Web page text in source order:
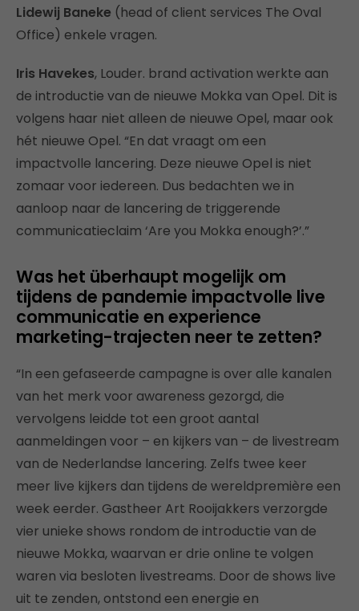
Lidewij Baneke (head of client services The Oval
Office) enkele vragen.
Iris Havekes, Louder. brand activation werkte aan
de introductie van de nieuwe Mokka van Opel. Dit is
volgens haar niet alleen de nieuwe Opel, maar ook
hét nieuwe Opel. “En dat vraagt om een
impactvolle lancering. Deze nieuwe Opel is niet
zomaar voor iedereen. Dus bedachten we in
aanloop naar de lancering de triggerende
communicatieclaim ‘Are you Mokka enough?’.”
Was het überhaupt mogelijk om
tijdens de pandemie impactvolle live
communicatie en experience
marketing-trajecten neer te zetten?
“In een gefaseerde campagne is over alle kanalen
van het merk voor awareness gezorgd, die
vervolgens leidde tot een groot aantal
aanmeldingen voor – en kijkers van – de livestream
van de Nederlandse lancering. Zelfs twee keer
meer live kijkers dan tijdens de wereldpremière een
week eerder. Gastheer Art Rooijakkers verzorgde
vier unieke shows rondom de introductie van de
nieuwe Mokka, waarvan er drie online te volgen
waren via besloten livestreams. Door de shows live
uit te zenden, ontstond een energie en